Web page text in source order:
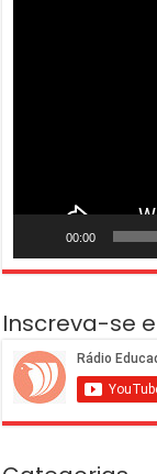
00:00
Inscreva-se